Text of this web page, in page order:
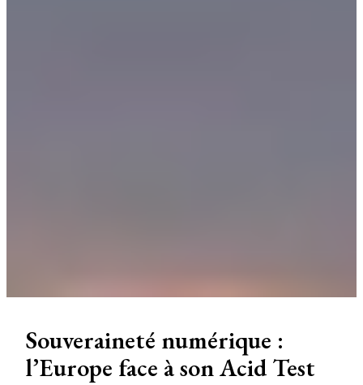
Souveraineté numérique :
l’Europe face à son Acid Test